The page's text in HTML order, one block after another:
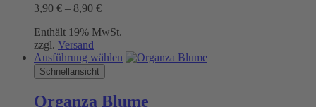
der
werden
3,90 € – 8,90 €Preisspanne:
bis
Enthält 19% MwSt.
zzgl. Versand
Ausführung wählen Dieses
Schnellansicht
Organza Blume